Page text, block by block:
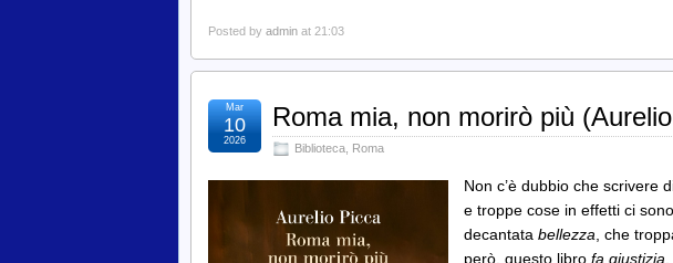
Posted by admin at 21:03
Roma mia, non morirò più
Biblioteca Roma
Mar
10
2026
Non c’è dubbio che scrivere
e troppe cose in effetti ci
decantata bellezza , che
però, questo libro fa giustizia